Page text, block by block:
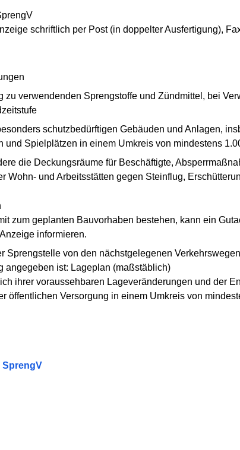
schriftlich per Post (in doppelter Ausfertigung),
zu verwendenden Sprengstoffe und Zündmittel, bei
schutzbedürftigen Gebäuden und Anlagen,
und Spielplätzen in einem Umkreis von mindestens
die Deckungsräume für Beschäftigte,
Wohn- und Arbeitsstätten gegen Steinflug,
zum geplanten Bauvorhaben bestehen, kann ein
informieren.
Sprengstelle von den nächstgelegenen
angegeben ist: Lageplan (maßstäblich)
ihrer voraussehbaren Lageveränderungen und der
öffentlichen Versorgung in einem Umkreis von
SprengV